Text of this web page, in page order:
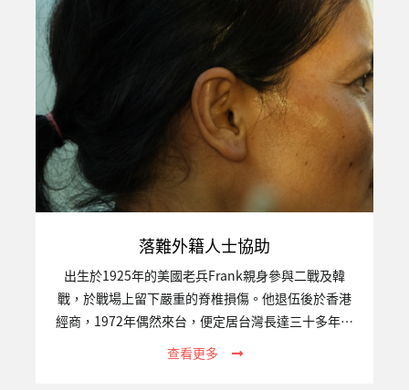
著話，陽光灑落，這便是屏東中心的日常。一、專案
關注的議題愛滋感染者經由穩定服藥治療後，平均餘
命與常人無異，然而許多愛滋感染者因為疾病及服用
藥物、病情曝光及社會污名標籤等原因，無法求助於
原先的支援網路而成為社會的邊緣者。…
落難外籍人士協助
出生於1925年的美國老兵Frank親身參與二戰及韓
戰，於戰場上留下嚴重的脊椎損傷。他退伍後於香港
經商，1972年偶然來台，便定居台灣長達三十多年。
2015年，臥病在床的他經友人轉介至關愛之家接受照
查看更多